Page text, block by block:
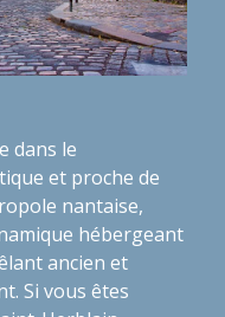
dans le
et proche de
nantaise,
hébergeant
ancien et
Si vous êtes